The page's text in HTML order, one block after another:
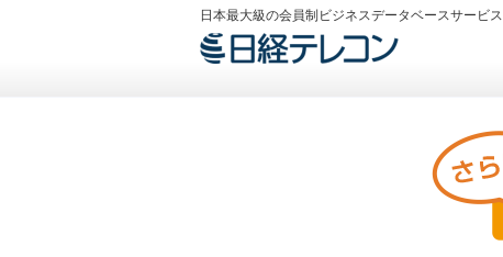
日本最大級の会員制ビジネスデータベースサービス